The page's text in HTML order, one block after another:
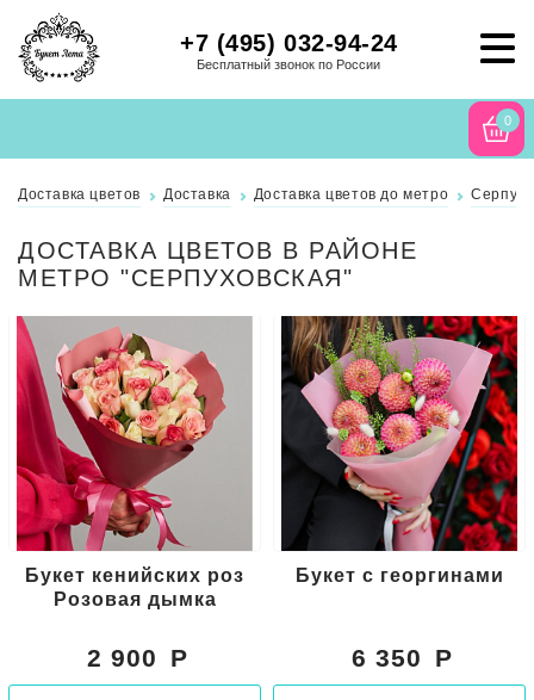
+7 (495) 032-94-24
Бесплатный звонок по России
0
Доставка цветов Доставка Доставка цветов до метро
ДОСТАВКА ЦВЕТОВ В РАЙОНЕ
МЕТРО "СЕРПУХОВСКАЯ"
Букет кенийских роз
Розовая дымка
2 900
Букет с георгинами
6 350